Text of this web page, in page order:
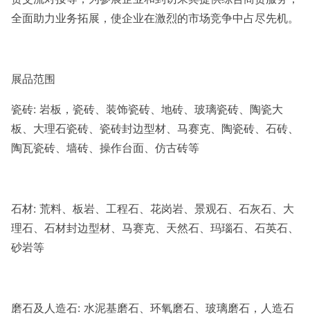
全面助力业务拓展，使企业在激烈的市场竞争中占尽先机。
展品范围
瓷砖: 岩板，瓷砖、装饰瓷砖、地砖、玻璃瓷砖、陶瓷大
板、大理石瓷砖、瓷砖封边型材、马赛克、陶瓷砖、石砖、
陶瓦瓷砖、墙砖、操作台面、仿古砖等
石材: 荒料、板岩、工程石、花岗岩、景观石、石灰石、大
理石、石材封边型材、马赛克、天然石、玛瑙石、石英石、
砂岩等
磨石及人造石: 水泥基磨石、环氧磨石、玻璃磨石，人造石